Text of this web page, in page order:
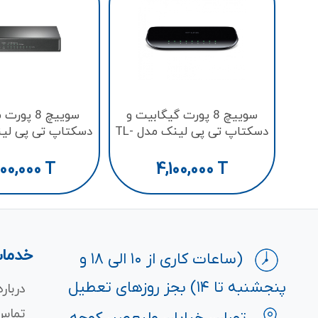
سوییچ 8 پورت گیگابیت و
دسکتاپ تی پی لینک مدل TL-
4,100,000 T
سوییچ 8
دسکتاپ تی پی
T
(ساعات کاری از ۱۰ الی ۱۸ و
پنجشنبه تا ۱۴) بجز روزهای تعطیل